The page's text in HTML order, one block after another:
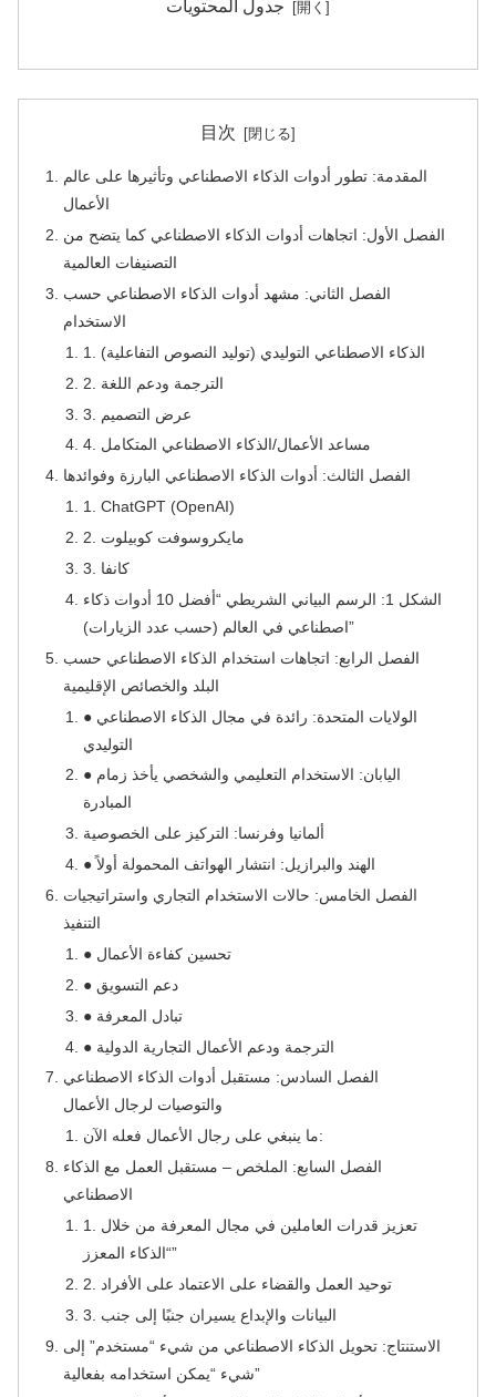
جدول المحتويات
目次
المقدمة: تطور أدوات الذكاء الاصطناعي وتأثيرها على عالم
الأعمال
الفصل الأول: اتجاهات أدوات الذكاء الاصطناعي كما يتضح من
التصنيفات العالمية
الفصل الثاني: مشهد أدوات الذكاء الاصطناعي حسب
الاستخدام
1. الذكاء الاصطناعي التوليدي (توليد النصوص التفاعلية)
2. الترجمة ودعم اللغة
3. عرض التصميم
4. مساعد الأعمال/الذكاء الاصطناعي المتكامل
الفصل الثالث: أدوات الذكاء الاصطناعي البارزة وفوائدها
1. ChatGPT (OpenAI)
2. مايكروسوفت كوبيلوت
3. كانفا
الشكل 1: الرسم البياني الشريطي “أفضل 10 أدوات ذكاء
اصطناعي في العالم (حسب عدد الزيارات)”
الفصل الرابع: اتجاهات استخدام الذكاء الاصطناعي حسب
البلد والخصائص الإقليمية
● الولايات المتحدة: رائدة في مجال الذكاء الاصطناعي
التوليدي
● اليابان: الاستخدام التعليمي والشخصي يأخذ زمام
المبادرة
ألمانيا وفرنسا: التركيز على الخصوصية
● الهند والبرازيل: انتشار الهواتف المحمولة أولاً
الفصل الخامس: حالات الاستخدام التجاري واستراتيجيات
التنفيذ
● تحسين كفاءة الأعمال
● دعم التسويق
● تبادل المعرفة
● الترجمة ودعم الأعمال التجارية الدولية
الفصل السادس: مستقبل أدوات الذكاء الاصطناعي
والتوصيات لرجال الأعمال
ما ينبغي على رجال الأعمال فعله الآن:
الفصل السابع: الملخص – مستقبل العمل مع الذكاء
الاصطناعي
1. تعزيز قدرات العاملين في مجال المعرفة من خلال
“الذكاء المعزز”
2. توحيد العمل والقضاء على الاعتماد على الأفراد
3. البيانات والإبداع يسيران جنبًا إلى جنب
الاستنتاج: تحويل الذكاء الاصطناعي من شيء “مستخدم” إلى
شيء “يمكن استخدامه بفعالية”